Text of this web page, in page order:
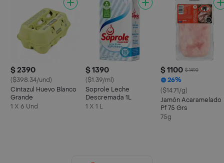
$ 2390
($398.34/und)
Cintazul Huevo Blanco
Grande
1 X 6 Und
$ 1390
($1.39/ml)
Soprole Leche
Descremada 1L
1 X 1 L
$ 1100 $ 1490
26%
($14.71/g)
Jamón Acaramelado
Pf 75 Grs
75g